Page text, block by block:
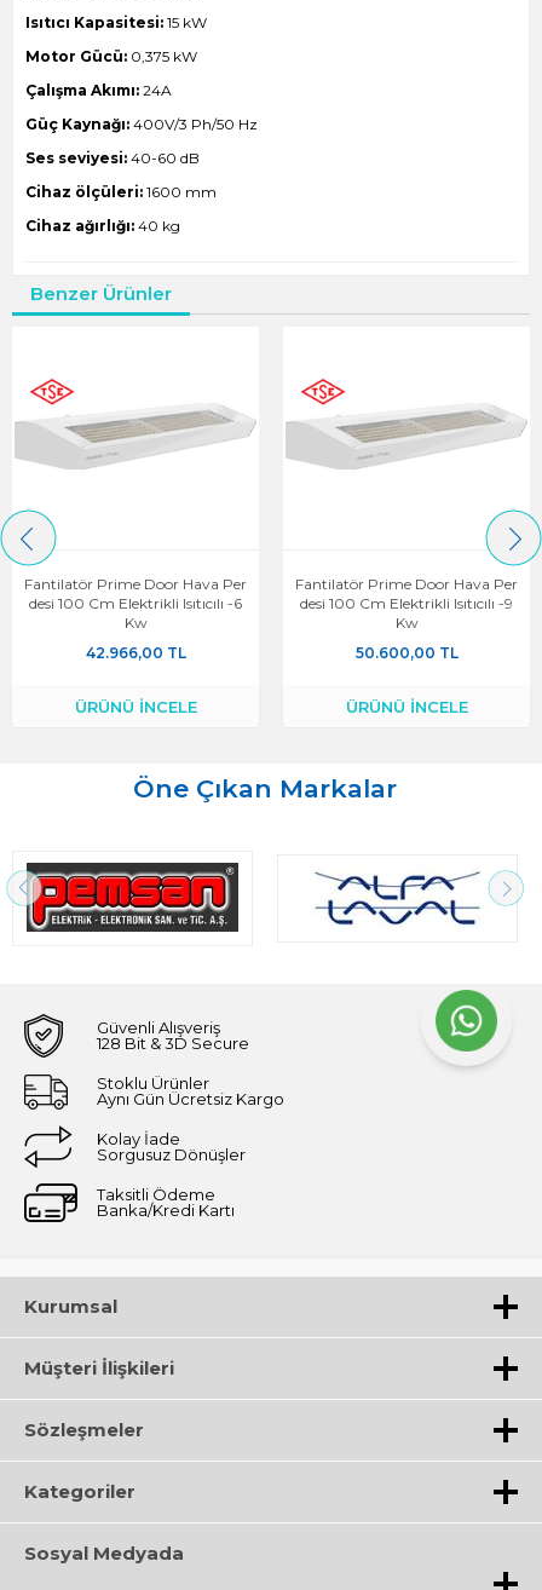
Isıtıcı Kapasitesi: 15 kW
Motor Gücü: 0,375 kW
Çalışma Akımı: 24A
Güç Kaynağı: 400V/3 Ph/50 Hz
Ses seviyesi: 40-60 dB
Cihaz ölçüleri: 1600 mm
Cihaz ağırlığı: 40 kg
Benzer Ürünler
Fantilatör Prime Door Hava Per
Desi 100 Cm Elektrikli Isıtıcılı -6
Kw
42.966,00 TL
ÜRÜNÜ İNCELE
Fantilatör Prime Door Hava Per
Desi 100 Cm Elektrikli Isıtıcılı -9
Kw
50.600,00 TL
ÜRÜNÜ İNCELE
Öne Çıkan Markalar
Güvenli Alışveriş
128 Bit & 3D Secure
Stoklu Ürünler
Aynı Gün Ücretsiz Kargo
Kolay İade
Sorgusuz Dönüşler
Taksitli Ödeme
Banka/Kredi Kartı
Kurumsal
Müşteri İlişkileri
Sözleşmeler
Kategoriler
Sosyal Medyada